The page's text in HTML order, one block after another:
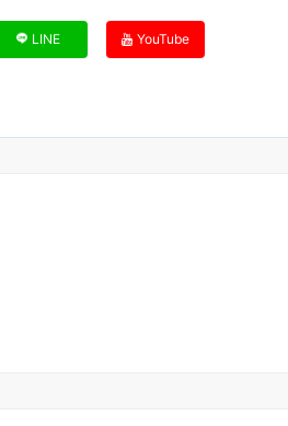
LINE YouTube